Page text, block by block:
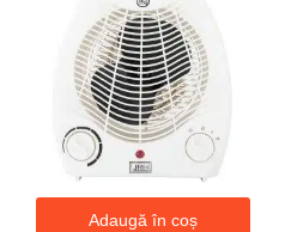
Adaugă în coș